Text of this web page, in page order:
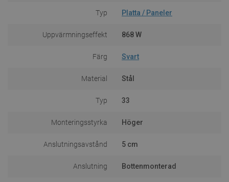
Typ Platta / Paneler
Uppvärmningseffekt 868 W
Färg Svart
Material Stål
Typ 33
Monteringsstyrka Höger
Anslutningsavstånd 5 cm
Anslutning Bottenmonterad